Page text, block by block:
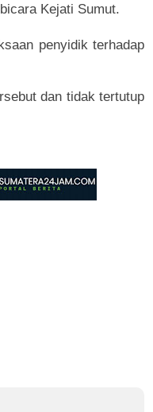
Kejati Sumut.
penyidik terhadap
dan tidak tertutup